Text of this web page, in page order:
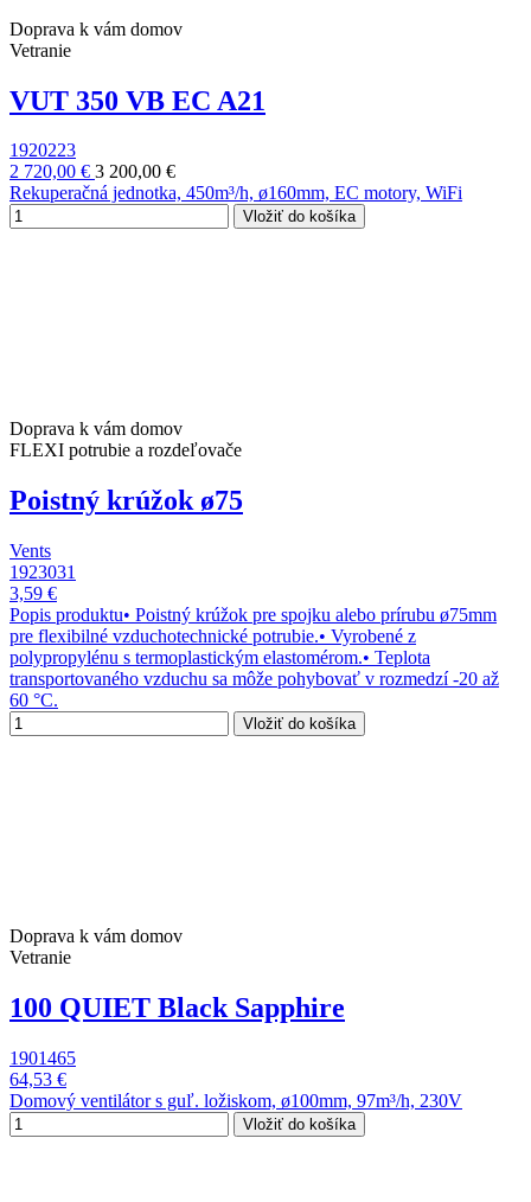
Doprava k vám domov
Vetranie
VUT 350 VB EC A21
1920223
2 720,00 € 3 200,00 €
Rekuperačná jednotka, 450m³/h, ø160mm, EC motory, WiFi
Vložiť do košíka
Doprava k vám domov
FLEXI potrubie a rozdeľovače
Poistný krúžok ø75
Vents
1923031
3,59 €
Popis produktu• Poistný krúžok pre spojku alebo prírubu ø75mm
pre flexibilné vzduchotechnické potrubie.• Vyrobené z
polypropylénu s termoplastickým elastomérom.• Teplota
transportovaného vzduchu sa môže pohybovať v rozmedzí -20 až
60 °C.
Vložiť do košíka
Doprava k vám domov
Vetranie
100 QUIET Black Sapphire
1901465
64,53 €
Domový ventilátor s guľ. ložiskom, ø100mm, 97m³/h, 230V
Vložiť do košíka